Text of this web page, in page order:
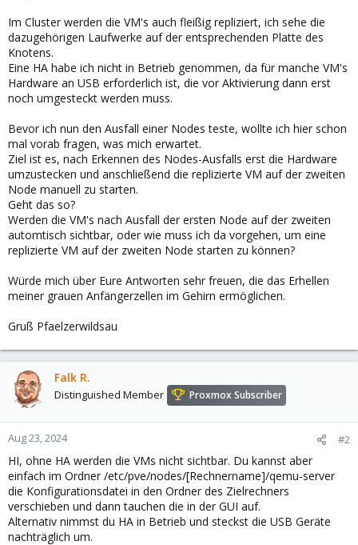
Im Cluster werden die VM's auch fleißig repliziert, ich sehe die
dazugehörigen Laufwerke auf der entsprechenden Platte des
Knotens.
Eine HA habe ich nicht in Betrieb genommen, da für manche VM's
Hardware an USB erforderlich ist, die vor Aktivierung dann erst
noch umgesteckt werden muss.
Bevor ich nun den Ausfall einer Nodes teste, wollte ich hier schon
mal vorab fragen, was mich erwartet.
Ziel ist es, nach Erkennen des Nodes-Ausfalls erst die Hardware
umzustecken und anschließend die replizierte VM auf der zweiten
Node manuell zu starten.
Geht das so?
Werden die VM's nach Ausfall der ersten Node auf der zweiten
automtisch sichtbar, oder wie muss ich da vorgehen, um eine
replizierte VM auf der zweiten Node starten zu können?
Würde mich über Eure Antworten sehr freuen, die das Erhellen
meiner grauen Anfängerzellen im Gehirn ermöglichen.
Gruß Pfaelzerwildsau
Falk R.
Distinguished Member Proxmox Subscriber
Aug 23, 2024 #2
HI, ohne HA werden die VMs nicht sichtbar. Du kannst aber
einfach im Ordner /etc/pve/nodes/[Rechnername]/qemu-server
die Konfigurationsdatei in den Ordner des Zielrechners
verschieben und dann tauchen die in der GUI auf.
Alternativ nimmst du HA in Betrieb und steckst die USB Geräte
nachträglich um.